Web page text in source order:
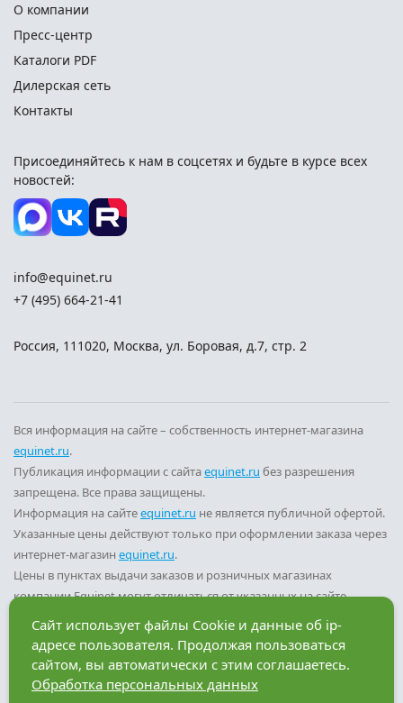
О компании
Пресс-центр
Каталоги PDF
Дилерская сеть
Контакты
Присоединяйтесь к нам в соцсетях и будьте в курсе всех
новостей:
info@equinet.ru
+7 (495) 664-21-41
Россия, 111020, Москва, ул. Боровая, д.7, стр. 2
Вся информация на сайте – собственность интернет-магазина
equinet.ru.
Публикация информации с сайтаequinet.ru без разрешения
запрещена. Все права защищены.
Информация на сайтеequinet.ru не является публичной офертой.
Указанные цены действуют только при оформлении заказа через
интернет-магазин equinet.ru.
Цены в пунктах выдачи заказов и розничных магазинах
компании Equinet могут отличаться от указанных на сайте.
Вы принимаете условия
политики конфиденциальности
пользовательского соглашения
каждый раз, когда оставляете
свои данные в любой форме обратной связи на сайте
Разработка сайта — компания «Факт»
Сайт использует файлы Cookie и данные об ip-
адресе пользователя. Продолжая пользоваться
сайтом, вы автоматически с этим соглашаетесь.
Обработка персональных данных